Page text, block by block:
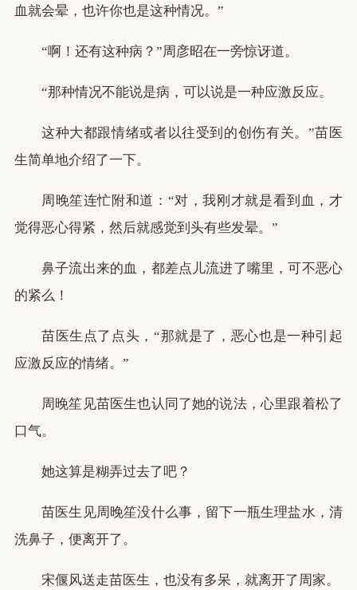
血就会晕，也许你也是这种情况。”
“啊！还有这种病？”周彦昭在一旁惊讶道。
“那种情况不能说是病，可以说是一种应激反应。
这种大都跟情绪或者以往受到的创伤有关。”苗医
生简单地介绍了一下。
周晚笙连忙附和道：“对，我刚才就是看到血，才
觉得恶心得紧，然后就感觉到头有些发晕。”
鼻子流出来的血，都差点儿流进了嘴里，可不恶心
的紧么！
苗医生点了点头，“那就是了，恶心也是一种引起
应激反应的情绪。”
周晚笙见苗医生也认同了她的说法，心里跟着松了
口气。
她这算是糊弄过去了吧？
苗医生见周晚笙没什么事，留下一瓶生理盐水，清
洗鼻子，便离开了。
宋偃风送走苗医生，也没有多呆，就离开了周家。